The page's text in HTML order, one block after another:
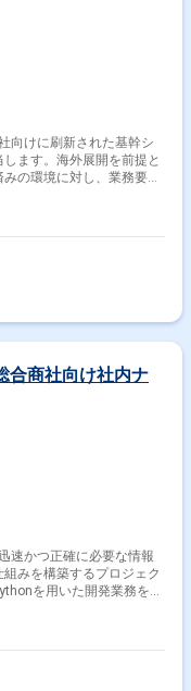
ます。海外展開を前提と
の環境に対し、業務要件
問い合わせ対応を実施
合商社向け社内ナ
みを構築するプロジェク
を用いた開発業務を担